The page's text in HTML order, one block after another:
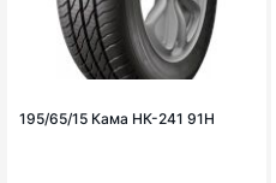
195/65/15 Кама НК-241 91H